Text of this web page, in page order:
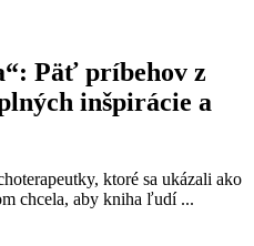
Päť príbehov z
inšpirácie a
ktoré sa ukázali ako
chcela, aby kniha ľudí ...